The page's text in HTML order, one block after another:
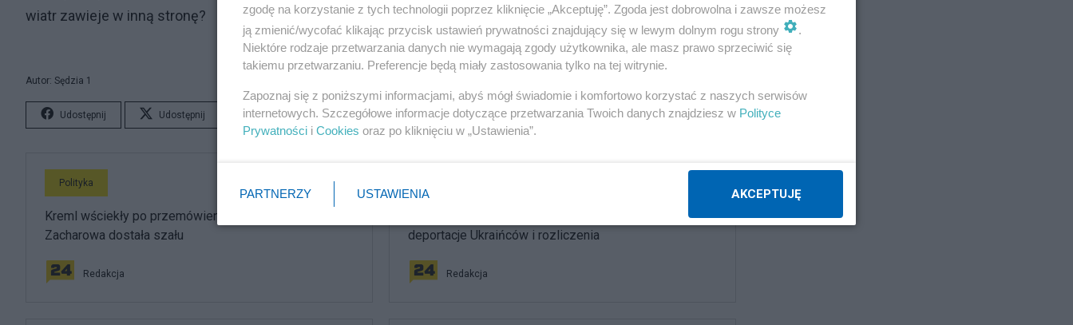
wiatr zawieje w inną stronę?
Autor: Sędzia 1
Udostępnij Udostępnij Lubię to! Skomentuj 6 Obserwuj notkę
Polityka
Kreml wściekły po przemówieniu Nawrockiego.
Zacharowa dostała szału
Redakcja
deportacje Ukraińców i rozliczenia
Redakcja
zgodę na korzystanie z tych technologii poprzez kliknięcie „Akceptuję”. Zgoda jest dobrowolna i zawsze możesz
ją zmienić/wycofać klikając przycisk ustawień prywatności znajdujący się w lewym dolnym rogu strony
.
Niektóre rodzaje przetwarzania danych nie wymagają zgody użytkownika, ale masz prawo sprzeciwić się
takiemu przetwarzaniu. Preferencje będą miały zastosowania tylko na tej witrynie.
Zapoznaj się z poniższymi informacjami, abyś mógł świadomie i komfortowo korzystać z naszych serwisów
internetowych. Szczegółowe informacje dotyczące przetwarzania Twoich danych znajdziesz w Polityce
Prywatności i Cookies oraz po kliknięciu w „Ustawienia”.
PARTNERZY USTAWIENIA AKCEPTUJĘ